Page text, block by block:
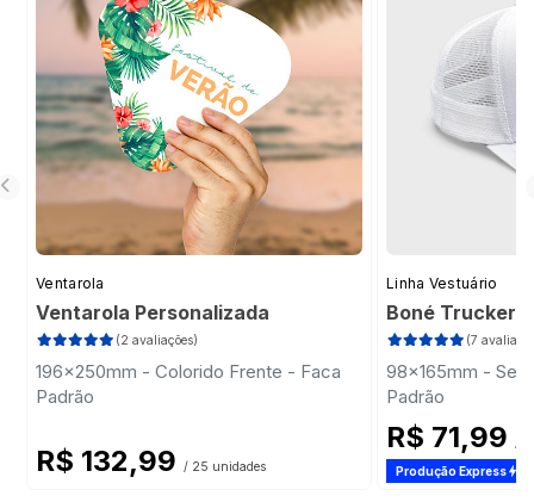
Ventarola
Ventarola Personalizada
(2 avaliações)
196x250mm - Colorido Frente - Faca
Padrão
R$ 132,99 / 25 unidades
Linha Vestuário
Boné Trucker
(7
98x165mm -
Padrão
R$ 71,99
Produção Express